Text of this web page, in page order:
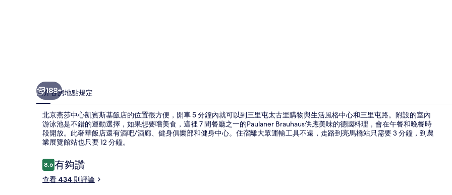
片
集
188+
簡介客房地點規定
北京燕莎中心凱賓斯基飯店的位置很方便，開車 5 分鐘內就可以到三里屯太古里購物與生活風格中心和三里屯路。附設的室內
游泳池是不錯的運動選擇，如果想要嚐美食，這裡 7 間餐廳之一的Paulaner Brauhaus供應美味的德國料理，會在午餐和晚餐時
段開放。此奢華飯店還有酒吧/酒廊、健身俱樂部和健身中心。住宿離大眾運輸工具不遠，走路到亮馬橋站只需要 3 分鐘，到農
業展覽館站也只要 12 分鐘。
評
論
8.68.6 分，滿分 10 分，
有夠讚
查看 434 則評論